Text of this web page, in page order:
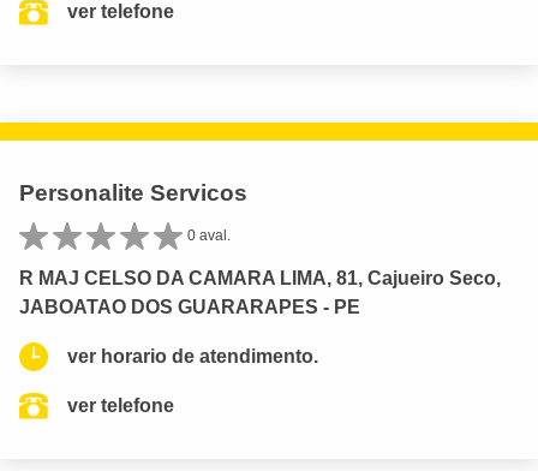
ver telefone
Personalite Servicos
0 aval.
R MAJ CELSO DA CAMARA LIMA, 81, Cajueiro Seco,
JABOATAO DOS GUARARAPES - PE
ver horario de atendimento.
ver telefone